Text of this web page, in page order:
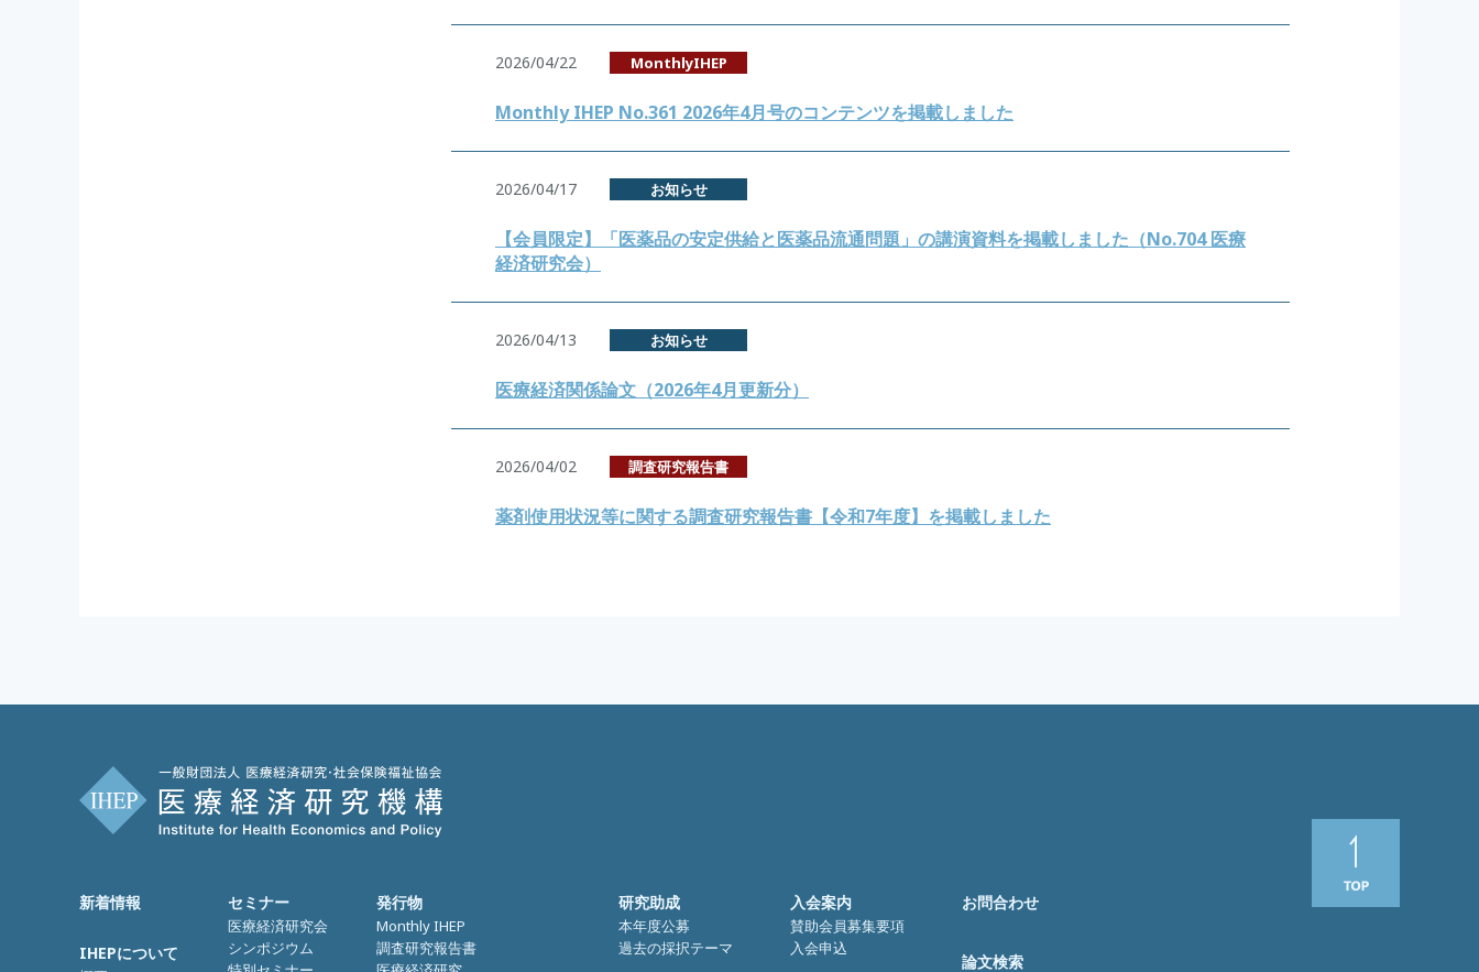
2026/04/22 MonthlyIHEP
Monthly IHEP No.361 2026年4月号のコンテンツを掲載しました
2026/04/17 お知らせ
【会員限定】「医薬品の安定供給と医薬品流通問題」の講演資料を掲載しました（No.704 医療
経済研究会）
2026/04/13 お知らせ
医療経済関係論文（2026年4月更新分）
2026/04/02 調査研究報告書
薬剤使用状況等に関する調査研究報告書【令和7年度】を掲載しました
新着情報
IHEPについて
セミナー
医療経済研究会
シンポジウム
発行物
Monthly IHEP
調査研究報告書
研究助成
本年度公募
過去の採択テーマ
入会案内
賛助会員募集要項
入会申込
お問合わせ
論文検索